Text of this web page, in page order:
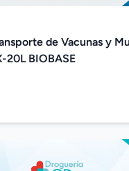
de Vacunas y
20L BIOBASE